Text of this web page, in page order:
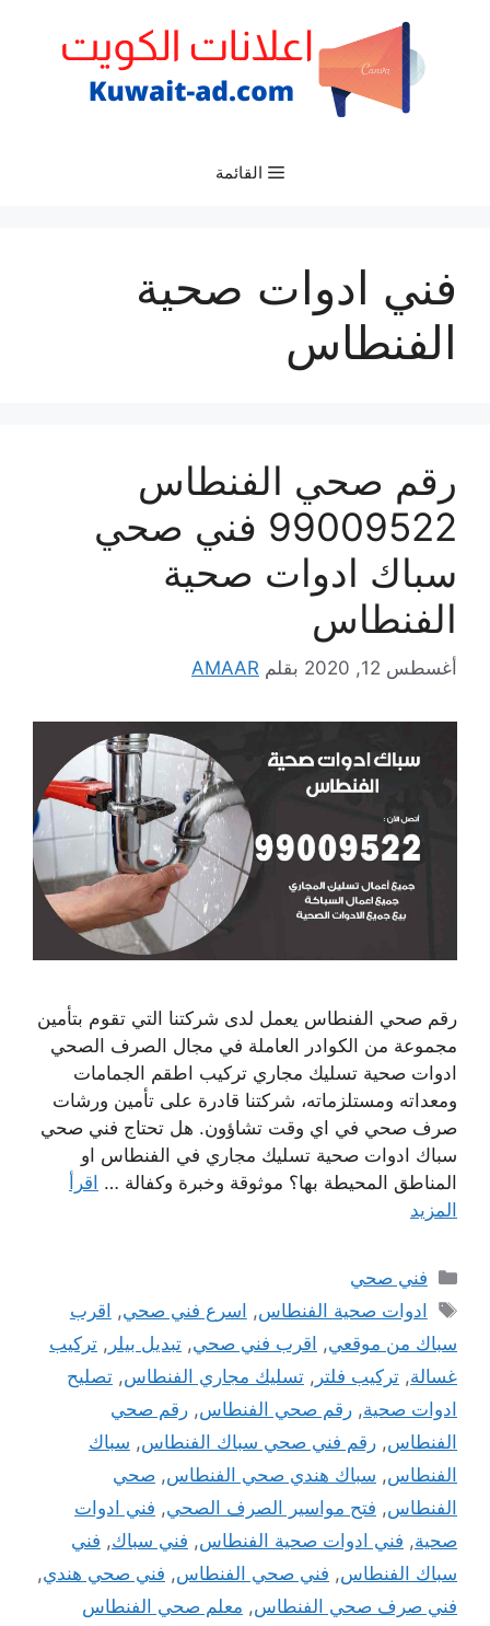
القائمة
فني ادوات صحية
الفنطاس
رقم صحي الفنطاس
99009522 فني صحي
سباك ادوات صحية
الفنطاس
أغسطس 12, 2020 بقلم AMAAR
رقم صحي الفنطاس يعمل لدى شركتنا التي تقوم بتأمين
مجموعة من الكوادر العاملة في مجال الصرف الصحي
ادوات صحية تسليك مجاري تركيب اطقم الجمامات
ومعداته ومستلزماته، شركتنا قادرة على تأمين ورشات
صرف صحي في اي وقت تشاؤون. هل تحتاج فني صحي
سباك ادوات صحية تسليك مجاري في الفنطاس او
المناطق المحيطة بها؟ موثوقة وخبرة وكفالة … اقرأ
المزيد
التصنيفات
فني صحي
الوسوم
ادوات صحية الفنطاس, اسرع فني صحي, اقرب
سباك من موقعي, اقرب فني صحي, تبديل بيلر , تركيب
غسالة, تركيب فلتر , تسليك مجاري الفنطاس, تصليح
ادوات صحية, رقم صحي الفنطاس, رقم صحي
الفنطاس, رقم فني صحي سباك الفنطاس, سباك
الفنطاس, سباك هندي صحي الفنطاس, صحي
الفنطاس, فتح مواسير الصرف الصحي, فني ادوات
صحية, فني ادوات صحية الفنطاس, فني سباك, فني
سباك الفنطاس, فني صحي الفنطاس, فني صحي هندي,
فني صرف صحي الفنطاس, معلم صحي الفنطاس